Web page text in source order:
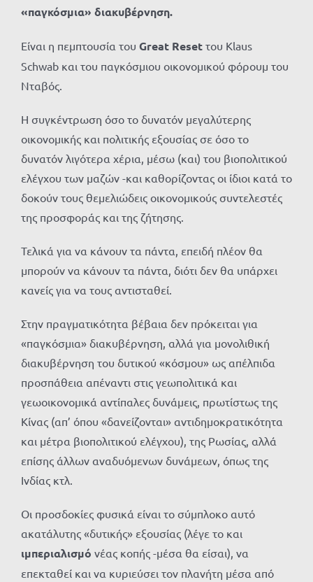
«παγκόσμια» διακυβέρνηση.
Είναι η πεμπτουσία του Great Reset του Klaus
Schwab και του παγκόσμιου οικονομικού φόρουμ του
Νταβός.
Η συγκέντρωση όσο το δυνατόν μεγαλύτερης
οικονομικής και πολιτικής εξουσίας σε όσο το
δυνατόν λιγότερα χέρια, μέσω (και) του βιοπολιτικού
ελέγχου των μαζών -και καθορίζοντας οι ίδιοι κατά το
δοκούν τους θεμελιώδεις οικονομικούς συντελεστές
της προσφοράς και της ζήτησης.
Τελικά για να κάνουν τα πάντα, επειδή πλέον θα
μπορούν να κάνουν τα πάντα, διότι δεν θα υπάρχει
κανείς για να τους αντισταθεί.
Στην πραγματικότητα βέβαια δεν πρόκειται για
«παγκόσμια» διακυβέρνηση, αλλά για μονολιθική
διακυβέρνηση του δυτικού «κόσμου» ως απέλπιδα
προσπάθεια απέναντι στις γεωπολιτικά και
γεωοικονομικά αντίπαλες δυνάμεις, πρωτίστως της
Κίνας (απ’ όπου «δανείζονται» αντιδημοκρατικότητα
και μέτρα βιοπολιτικού ελέγχου), της Ρωσίας, αλλά
επίσης άλλων αναδυόμενων δυνάμεων, όπως της
Ινδίας κτλ.
Οι προσδοκίες φυσικά είναι το σύμπλοκο αυτό
ακατάλυτης «δυτικής» εξουσίας (λέγε το και
ιμπεριαλισμό νέας κοπής -μέσα θα είσαι), να
επεκταθεί και να κυριεύσει τον πλανήτη μέσα από